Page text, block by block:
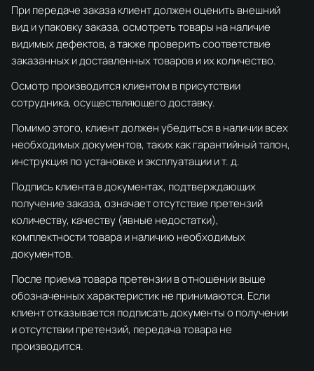
При передаче заказа клиент должен оценить внешний
вид и упаковку заказа, осмотреть товары на наличие
видимых дефектов, а также проверить соответствие
заказанных и доставленных товаров и их количество.
Осмотр производится клиентом в присутствии
сотрудника, осуществляющего доставку.
Помимо этого, клиент должен убедиться в наличии всех
необходимых документов, таких как гарантийный талон,
инструкция по установке и эксплуатации и т. д.
Подпись клиента в документах, подтверждающих
получение заказа, означает отсутствие претензий
количеству, качеству (явные недостатки),
комплектности товара и наличию необходимых
документов.
После приема товара претензии в отношении выше
обозначенных характеристик не принимаются. Если
клиент отказывается подписать документы о получении
и отсутствии претензий, передача товара не
производится.